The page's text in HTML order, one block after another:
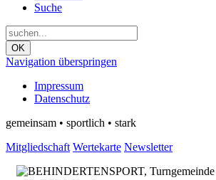
Suche
OK
Navigation überspringen
Impressum
Datenschutz
gemeinsam • sportlich • stark
Mitgliedschaft Wertekarte Newsletter